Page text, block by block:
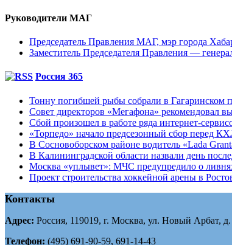
Руководители МАГ
Председатель Правления МАГ, мэр города
Заместитель Председателя Правления —
Россия 365
Тонну погибшей рыбы собрали в Гагаринском
Совет директоров «Мегафона» рекомендовал
Сбой произошел в работе ряда интернет-
«Торпедо» начало предсезонный сбор перед
В Сосновоборском районе водитель «Lada
В Калининградской области назвали день
Москва «уплывет»: МЧС предупредило о
Проект строительства хоккейной арены в
Контакты
Адрес: Россия, 119019, г. Москва, ул. Новый Арбат, д.
Телефон: (495) 691-90-59, 691-14-43